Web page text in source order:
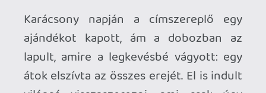
negyedik fal döntögetéséről vagy szimpla
szóviccről (R'lyehtionship, bah...), a
változatosságra nem lehet panasz.